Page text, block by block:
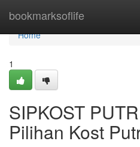
bookmarksoflife
Home
Home
1
SIPKOST
Pilihan Kost